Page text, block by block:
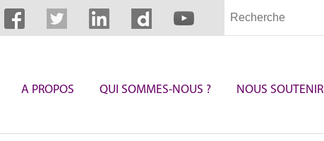
A PROPOS QUI SOMMES-NOUS ? NOUS SOUTENIR